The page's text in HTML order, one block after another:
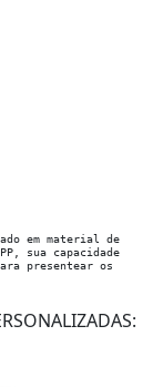
em material de
sua capacidade
presentear os